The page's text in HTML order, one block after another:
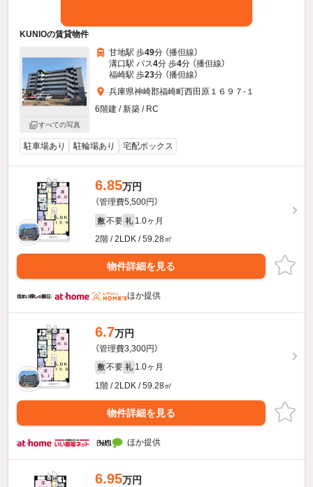
KUNIOの賃貸物件
すべての写真
甘地駅 歩49分 （播但線）
溝口駅 バス4分 歩4分 （播但線）
福崎駅 歩23分 （播但線）
兵庫県神崎郡福崎町西田原１６９７-１
6階建 / 新築 / RC
駐車場あり 駐輪場あり 宅配ボックス
6.85万円
（管理費5,500円）
敷 不要 礼 1.0ヶ月
2階 / 2LDK / 59.28㎡
物件詳細を見る
ほか提供
6.7万円
（管理費3,300円）
敷 不要 礼 1.0ヶ月
1階 / 2LDK / 59.28㎡
物件詳細を見る
ほか提供
6.95万円